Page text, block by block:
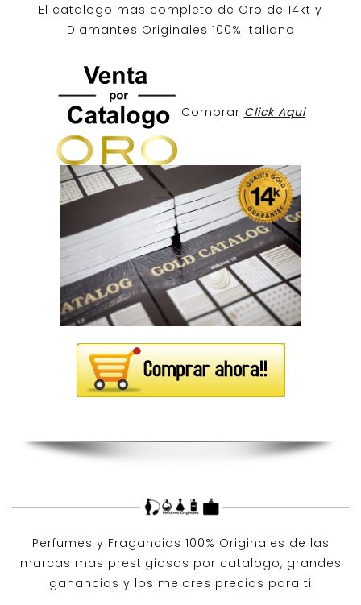
El catalogo mas completo de Oro de 14kt y
Diamantes Originales 100% Italiano
Comprar Click Aqui
Perfumes y Fragancias 100% Originales de las
marcas mas prestigiosas por catalogo, grandes
ganancias y los mejores precios para ti